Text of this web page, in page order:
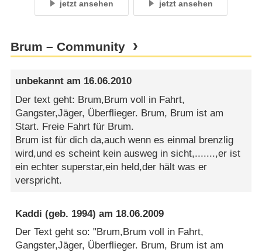
jetzt ansehen jetzt ansehen
Brum – Community
unbekannt am 16.06.2010
Der text geht: Brum,Brum voll in Fahrt,
Gangster,Jäger, Überflieger. Brum, Brum ist am
Start. Freie Fahrt für Brum.
Brum ist für dich da,auch wenn es einmal brenzlig
wird,und es scheint kein ausweg in sicht,.......,er ist
ein echter superstar,ein held,der hält was er
verspricht.
Kaddi (geb. 1994) am 18.06.2009
Der Text geht so: "Brum,Brum voll in Fahrt,
Gangster,Jäger, Überflieger. Brum, Brum ist am